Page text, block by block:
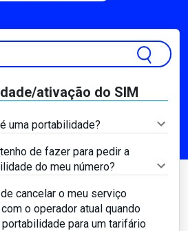
ativação do SIM
uma portabilidade?
de fazer para pedir a
do meu número?
cancelar o meu serviço
o operador atual quando
para um tarifário